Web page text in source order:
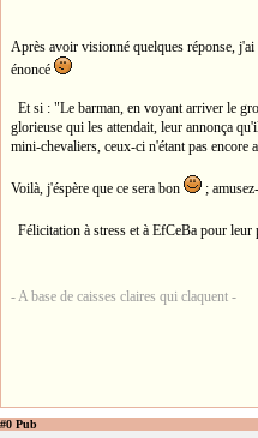
Après avoir visionné quelques réponse,
énoncé
Et si : "Le barman, en voyant arriver le
glorieuse qui les attendait, leur annonça
mini-chevaliers, ceux-ci n'étant pas encore
Voilà, j'éspère que ce sera bon ;
Félicitation à stress et à EfCeBa pour leur
- A base de caisses claires qui claquent -
#0 Pub